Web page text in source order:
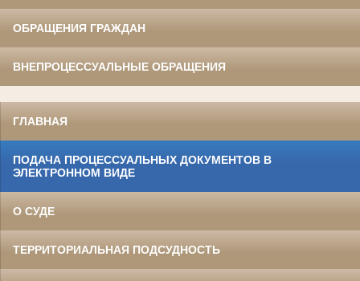
ОБРАЩЕНИЯ ГРАЖДАН
ВНЕПРОЦЕССУАЛЬНЫЕ ОБРАЩЕНИЯ
ГЛАВНАЯ
ПОДАЧА ПРОЦЕССУАЛЬНЫХ ДОКУМЕНТОВ В
ЭЛЕКТРОННОМ ВИДЕ
О СУДЕ
ТЕРРИТОРИАЛЬНАЯ ПОДСУДНОСТЬ